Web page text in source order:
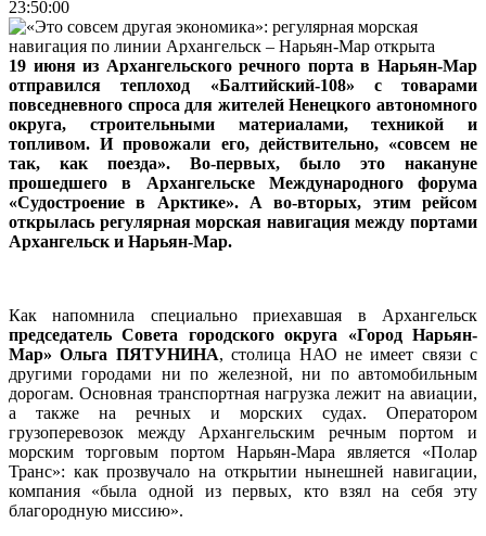
23:50:00
19 июня из Архангельского речного порта в Нарьян-Мар
отправился теплоход «Балтийский-108» с товарами
повседневного спроса для жителей Ненецкого автономного
округа, строительными материалами, техникой и
топливом. И провожали его, действительно, «совсем не
так, как поезда». Во-первых, было это накануне
прошедшего в Архангельске Международного форума
«Судостроение в Арктике». А во-вторых, этим рейсом
открылась регулярная морская навигация между портами
Архангельск и Нарьян-Мар.
Как напомнила специально приехавшая в Архангельск
председатель Совета городского округа «Город Нарьян-
Мар» Ольга ПЯТУНИНА, столица НАО не имеет связи с
другими городами ни по железной, ни по автомобильным
дорогам. Основная транспортная нагрузка лежит на авиации,
а также на речных и морских судах. Оператором
грузоперевозок между Архангельским речным портом и
морским торговым портом Нарьян-Мара является «Полар
Транс»: как прозвучало на открытии нынешней навигации,
компания «была одной из первых, кто взял на себя эту
благородную миссию».